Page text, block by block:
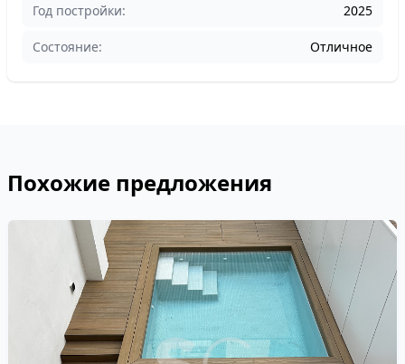
Год постройки: 2025
Состояние: Отличное
Похожие предложения